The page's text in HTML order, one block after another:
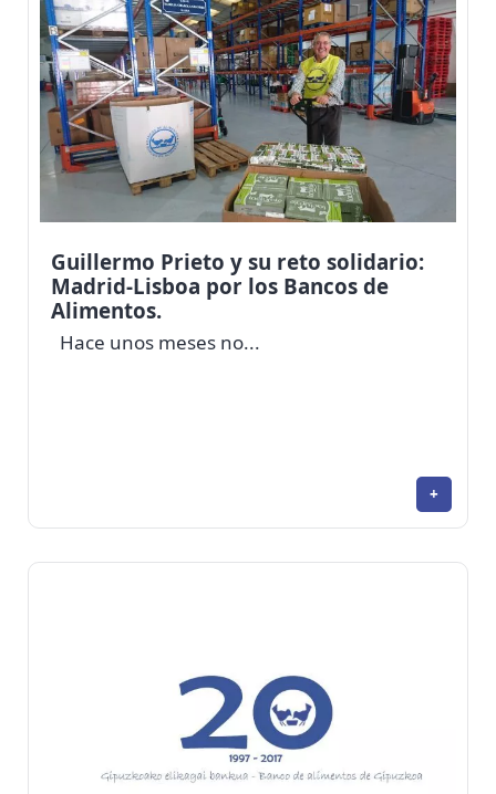
Guillermo Prieto y su reto solidario:
Madrid-Lisboa por los Bancos de
Alimentos.
Hace unos meses no...
+